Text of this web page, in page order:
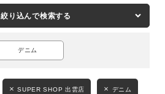
絞り込んで検索する
デニム
SUPER SHOP 出雲店 デニム